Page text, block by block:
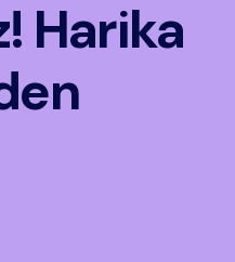
Harika